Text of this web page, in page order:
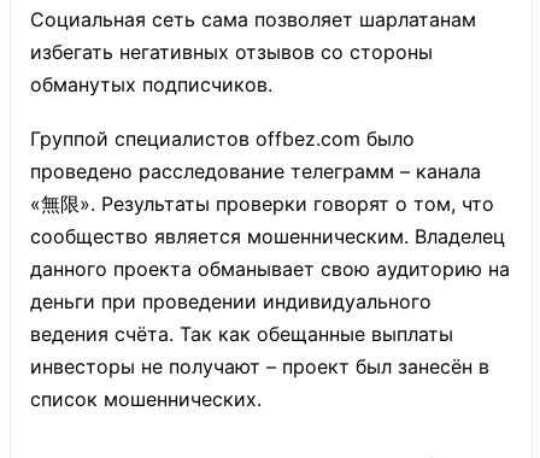
Социальная сеть сама позволяет шарлатанам
избегать негативных отзывов со стороны
обманутых подписчиков.
Группой специалистов offbez.com было
проведено расследование телеграмм – канала
«無限». Результаты проверки говорят о том, что
сообщество является мошенническим. Владелец
данного проекта обманывает свою аудиторию на
деньги при проведении индивидуального
ведения счёта. Так как обещанные выплаты
инвесторы не получают – проект был занесён в
список мошеннических.